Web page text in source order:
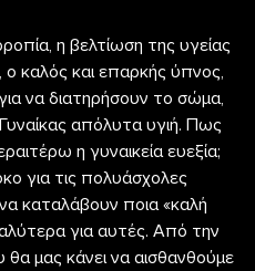
η βελτίωση της υγείας
καλός και επαρκής ύπνος,
για να διατηρήσουν το σώμα,
απόλυτα υγιή. Πως
η γυναικεία ευεξία;
για τις πολυάσχολες
καταλάβουν ποια «καλή
για αυτές. Από την
μας κάνει να αισθανθούμε